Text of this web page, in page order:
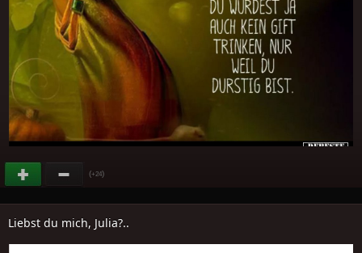
(+24)
Liebst du mich, Julia?..